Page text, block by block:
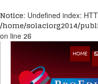
Notice: Undefined index:
/home/solaciorg2014/
on line 26
HOME